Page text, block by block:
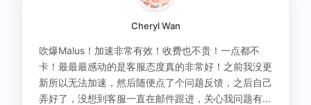
Cheryl Wan
吹爆Malus！加速非常有效！收费也不贵！一点都不
卡！最最最感动的是客服态度真的非常好！之前我没更
新所以无法加速，然后随便点了个问题反馈，之后自己
弄好了，没想到客服一直在邮件跟进，关心我问题有没